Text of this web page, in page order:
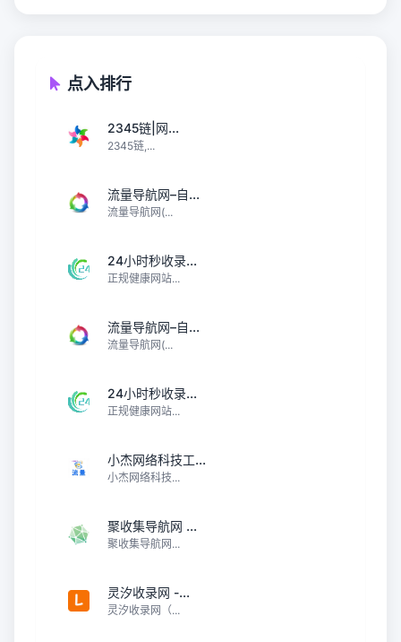
点入排行
2345链|网...
2345链,...
流量导航网–自...
流量导航网(...
24小时秒收录...
正规健康网站...
流量导航网–自...
流量导航网(...
24小时秒收录...
正规健康网站...
小杰网络科技工...
小杰网络科技...
聚收集导航网 ...
聚收集导航网...
灵汐收录网 -...
灵汐收录网（...